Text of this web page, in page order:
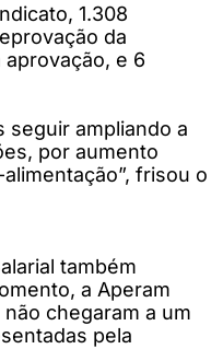
1.308
da
e 6
seguir ampliando a
por aumento
frisou o
também
a Aperam
chegaram a um
pela